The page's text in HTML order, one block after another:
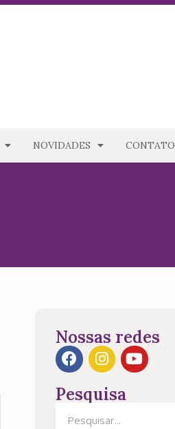
NOVIDADES CONTATO
Nossas redes
Pesquisa